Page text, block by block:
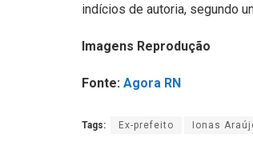
indícios de autoria, segundo
Imagens Reprodução
Fonte: Agora RN
Tags: Ex-prefeito Ionas